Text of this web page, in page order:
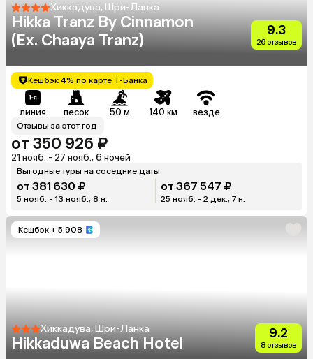
Хиккадува, Шри-Ланка
Hikka Tranz By Cinnamon
(Ex. Chaaya Tranz)
9.3
26 отзывов
Кешбэк 4% по карте Т-Банка
линия песок 50 м 140 км везде
Отзывы за этот год
от 350 926 ₽
21 нояб. - 27 нояб., 6 ночей
Выгодные туры на соседние даты
от 381 630 ₽
5 нояб. - 13 нояб., 8 н.
от 367 547 ₽
25 нояб. - 2 дек., 7 н.
Кешбэк + 5 908
Хиккадува, Шри-Ланка
Hikkaduwa Beach Hotel
9.2
8 отзывов